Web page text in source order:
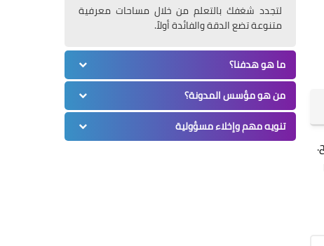
لتجدد شغفك بالتعلم من خلال مساحات معرفية
متنوعة تضع الدقة والفائدة أولاً.
ما هو هدفنا؟
من هو مؤسس المدونة؟
تنويه مهم وإخلاء مسؤولية